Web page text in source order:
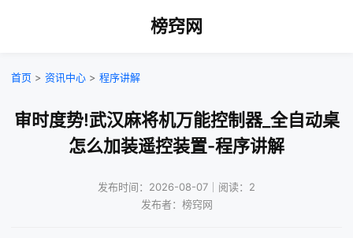
榜窍网
首页 > 资讯中心 > 程序讲解
审时度势!武汉麻将机万能控制器_全自动桌
怎么加装遥控装置-程序讲解
发布时间：2026-08-07｜阅读：2
发布者：榜窍网